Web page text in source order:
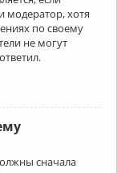
модератор, хотя
по своему
не могут
сначала